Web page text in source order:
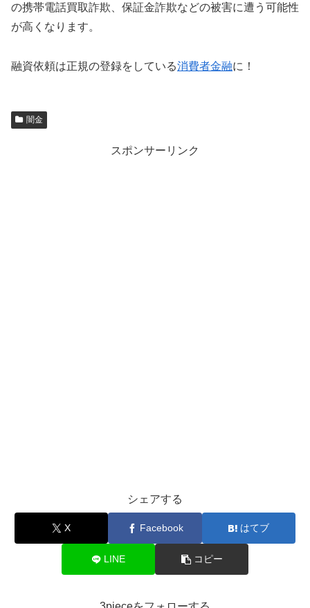
の携帯電話買取詐欺、保証金詐欺などの被害に遭う可能性
が高くなります。
融資依頼は正規の登録をしている消費者金融に！
闇金
スポンサーリンク
シェアする
X Facebook はてブ
LINE コピー